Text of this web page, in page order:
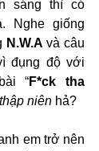
sáng thì có
Nghe giống
N.W.A và câu
đụng độ với
“F*ck tha
niên hả?
em trở nên